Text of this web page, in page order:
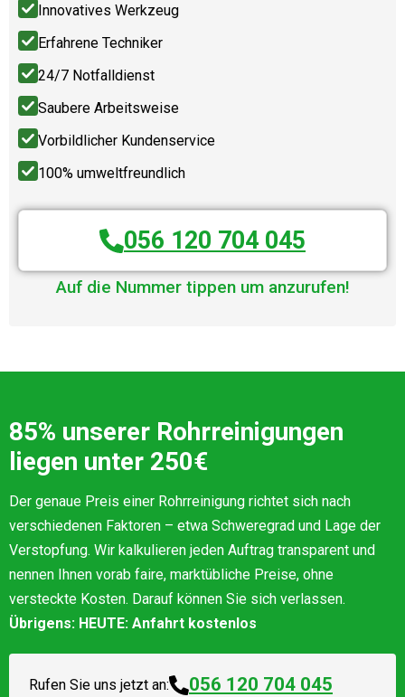
Innovatives Werkzeug
Erfahrene Techniker
24/7 Notfalldienst
Saubere Arbeitsweise
Vorbildlicher Kundenservice
100% umweltfreundlich
056 120 704 045
Auf die Nummer tippen um anzurufen!
85% unserer Rohrreinigungen
liegen unter 250€
Der genaue Preis einer Rohrreinigung richtet sich nach
verschiedenen Faktoren – etwa Schweregrad und Lage der
Verstopfung. Wir kalkulieren jeden Auftrag transparent und
nennen Ihnen vorab faire, marktübliche Preise, ohne
versteckte Kosten. Darauf können Sie sich verlassen.
Übrigens: HEUTE: Anfahrt kostenlos
Rufen Sie uns jetzt an: 056 120 704 045